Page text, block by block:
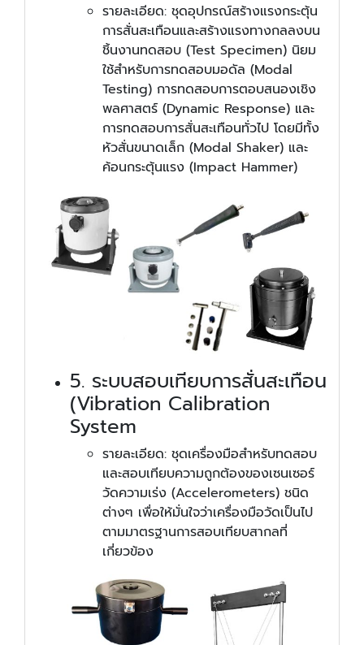
รายละเอียด: ชุดอุปกรณ์สร้างแรงกระตุ้น
การสั่นสะเทือนและสร้างแรงทางกลลงบน
ชิ้นงานทดสอบ (Test Specimen) นิยม
ใช้สำหรับการทดสอบมอดัล (Modal
Testing) การทดสอบการตอบสนองเชิง
พลศาสตร์ (Dynamic Response) และ
การทดสอบการสั่นสะเทือนทั่วไป โดยมีทั้ง
หัวสั่นขนาดเล็ก (Modal Shaker) และ
ค้อนกระตุ้นแรง (Impact Hammer)
5. ระบบสอบเทียบการสั่นสะเทือน
(Vibration Calibration
System
รายละเอียด: ชุดเครื่องมือสำหรับทดสอบ
และสอบเทียบความถูกต้องของเซนเซอร์
วัดความเร่ง (Accelerometers) ชนิด
ต่างๆ เพื่อให้มั่นใจว่าเครื่องมือวัดเป็นไป
ตามมาตรฐานการสอบเทียบสากลที่
เกี่ยวข้อง